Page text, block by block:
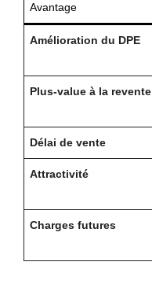
Avantage
Amélioration du DPE
Plus-value à la revente
Délai de vente
Attractivité
Charges futures